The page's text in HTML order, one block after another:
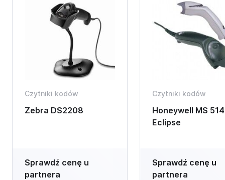
Czytniki kodów
Zebra DS2208
Sprawdź cenę u
partnera
Czytniki kodów
Honeywell MS
Eclipse
Sprawdź cenę u
partnera